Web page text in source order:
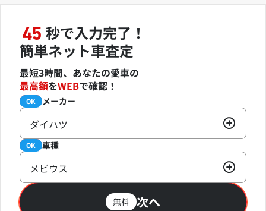
45 秒で入力完了！
簡単ネット車査定
最短3時間、あなたの愛車の
最高額をWEBで確認！
必須 メーカー
OK
ダイハツ
必須 車種
OK
メビウス
無料 次へ